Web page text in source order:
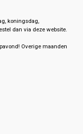
koningsdag,
dan via deze website.
Overige maanden